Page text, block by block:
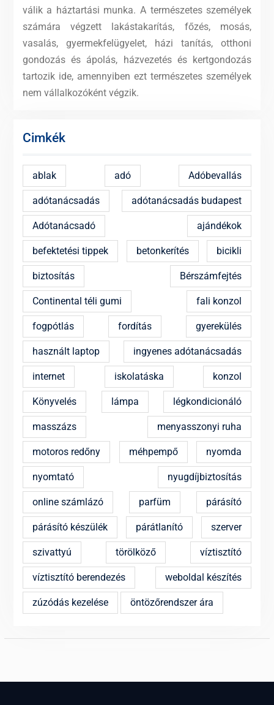
válik a háztartási munka. A természetes személyek
számára végzett lakástakarítás, főzés, mosás,
vasalás, gyermekfelügyelet, házi tanítás, otthoni
gondozás és ápolás, házvezetés és kertgondozás
tartozik ide, amennyiben ezt természetes személyek
nem vállalkozóként végzik.
Cimkék
ablak adó Adóbevallás
adótanácsadás adótanácsadás budapest
Adótanácsadó ajándékok
befektetési tippek betonkerítés bicikli
biztosítás Bérszámfejtés
Continental téli gumi fali konzol
fogpótlás fordítás gyerekülés
használt laptop ingyenes adótanácsadás
internet iskolatáska konzol
Könyvelés lámpa légkondicionáló
masszázs menyasszonyi ruha
motoros redőny méhpempő nyomda
nyomtató nyugdíjbiztosítás
online számlázó parfüm párásító
párásító készülék párátlanító szerver
szivattyú törölköző víztisztító
víztisztító berendezés weboldal készítés
zúzódás kezelése öntözőrendszer ára